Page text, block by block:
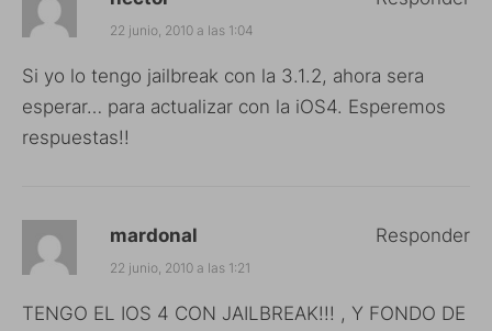
22 junio, 2010 a las 1:04
Si yo lo tengo jailbreak con la 3.1.2, ahora sera
esperar… para actualizar con la iOS4. Esperemos
respuestas!!
mardonal
22 junio, 2010 a las 1:21
TENGO EL IOS 4 CON JAILBREAK!!! , Y FONDO DE
Responder